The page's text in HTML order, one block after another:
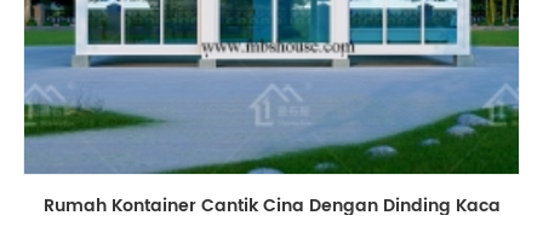
Rumah Kontainer Cantik Cina Dengan Dinding Kaca